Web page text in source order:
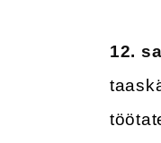
12.